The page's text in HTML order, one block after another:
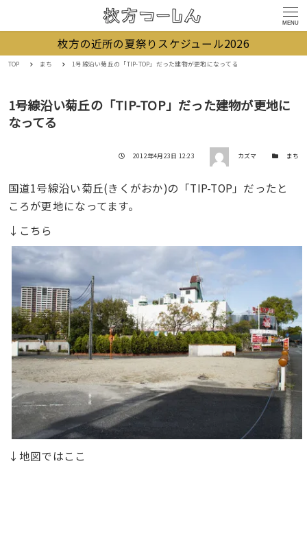
MENU
枚方の近所の夏祭りスケジュール2026
TOP まち 1号線沿い菊丘の「TIP-TOP」だった建物が更地になってる
1号線沿い菊丘の「TIP-TOP」だった建物が更地に
なってる
投稿日
2012年4月23日 12:23 著者 カズマ カテゴリー
まち
国道1号線沿い菊丘(きくがおか)の「TIP-TOP」だったと
ころが更地になってます。
↓こちら
↓地図ではここ